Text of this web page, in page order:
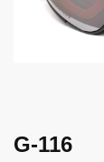
G-116